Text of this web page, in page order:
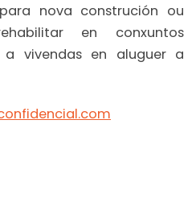
nova construción ou
en conxuntos
a vivendas en aluguer a